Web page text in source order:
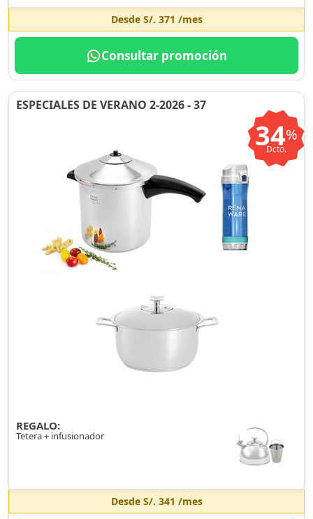
Desde S/. 371 /mes
Consultar promoción
ESPECIALES DE VERANO 2-2026 - 37
34%
Dcto.
REGALO:
Tetera + infusionador
Desde S/. 341 /mes